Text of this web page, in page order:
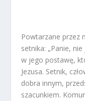
Powtarzane przez
setnika: „Panie,
w jego postawę,
Jezusa. Setnik,
dobra innym,
szacunkiem.